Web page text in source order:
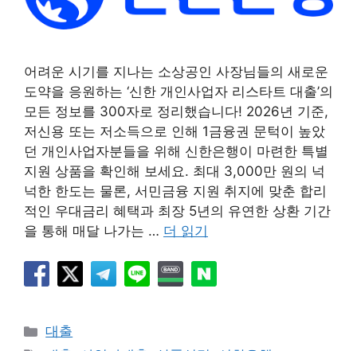
어려운 시기를 지나는 소상공인 사장님들의 새로운
도약을 응원하는 ‘신한 개인사업자 리스타트 대출’의
모든 정보를 300자로 정리했습니다! 2026년 기준,
저신용 또는 저소득으로 인해 1금융권 문턱이 높았
던 개인사업자분들을 위해 신한은행이 마련한 특별
지원 상품을 확인해 보세요. 최대 3,000만 원의 넉
넉한 한도는 물론, 서민금융 지원 취지에 맞춘 합리
적인 우대금리 혜택과 최장 5년의 유연한 상환 기간
을 통해 매달 나가는 … 더 읽기
카
대출